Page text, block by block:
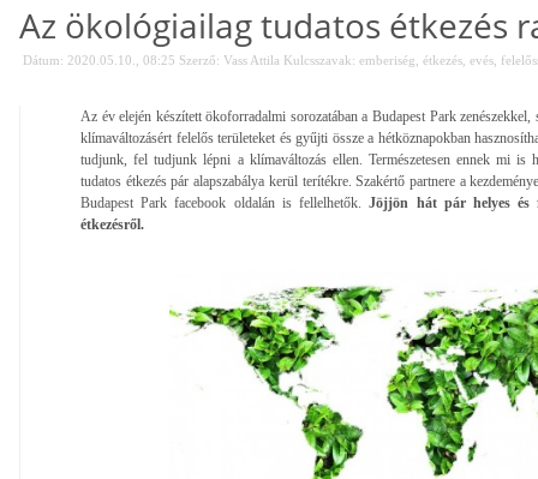
Az ökológiailag tudatos étkezés
Dátum: 2020.05.10., 08:25 Szerző: Vass Attila Kulcsszavak: emberiség étkezés evés
Az év elején készített ökoforradalmi sorozatában a Budapest Park
klímaváltozásért felelős területeket és gyűjti össze a hétköznapokban
tudjunk, fel tudjunk lépni a klímaváltozás ellen. Természetesen ennek mi is
tudatos étkezés pár alapszabálya kerül terítékre. Szakértő partnere a
Budapest Park facebook oldalán is fellelhetők.Jöjjön hát pár helyes és
étkezésről.